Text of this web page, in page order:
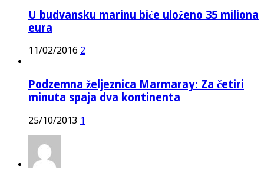
U budvansku marinu biće uloženo 35 miliona
eura
11/02/2016 2
Podzemna željeznica Marmaray: Za četiri
minuta spaja dva kontinenta
25/10/2013 1